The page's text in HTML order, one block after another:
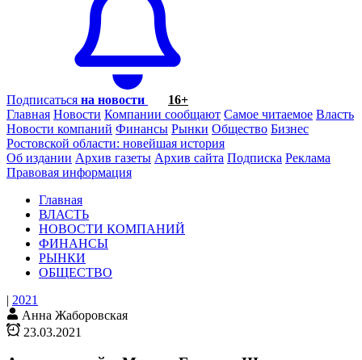
Подписаться на новости
16+
Главная Новости Компании сообщают Самое читаемое Власть
Новости компаний Финансы Рынки Общество Бизнес
Ростовской области: новейшая история
Об издании Архив газеты Архив сайта Подписка Реклама
Правовая информация
Главная
ВЛАСТЬ
НОВОСТИ КОМПАНИЙ
ФИНАНСЫ
РЫНКИ
ОБЩЕСТВО
| 2021
Анна Жаборовская
23.03.2021